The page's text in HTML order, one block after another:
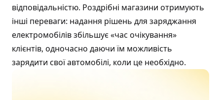
відповідальністю. Роздрібні магазини отримують
інші переваги: надання рішень для заряджання
електромобілів збільшує «час очікування»
клієнтів, одночасно даючи їм можливість
зарядити свої автомобілі, коли це необхідно.